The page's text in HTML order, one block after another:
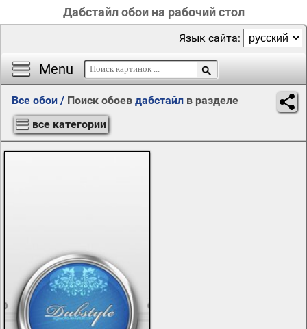
Дабстайл обои на рабочий стол
Menu
Язык сайта:
Все обои / Поиск обоев дабстайл в разделе
все категории